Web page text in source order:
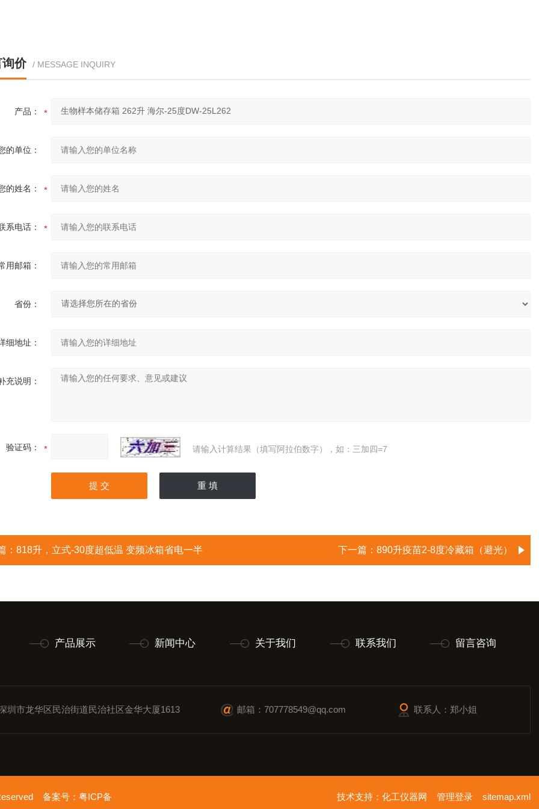
价 / MESSAGE INQUIRY
产品：
的单位：
的姓名：
系电话：
用邮箱：
省份：
细地址：
充说明：
验证码： 请输入计算结果（填写阿拉伯数字），如：三加四=7
： 818升，立式-30度超低温 变频冰箱省电一半 下一篇： 890升疫苗2-8度冷藏箱（避光）
产品展示 新闻中心 关于我们 联系我们 留言咨询
圳市龙华区民治街道民治社区金华大厦1613 邮箱：707778549@qq.com 联系人：郑小姐
备案号： 粤ICP备 技术支持： 化工仪器网 管理登录 sitemap.xml